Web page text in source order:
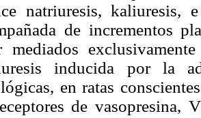
natriuresis, kaliuresis,
de incrementos
mediados
inducida por la
en ratas
de vasopresina, V